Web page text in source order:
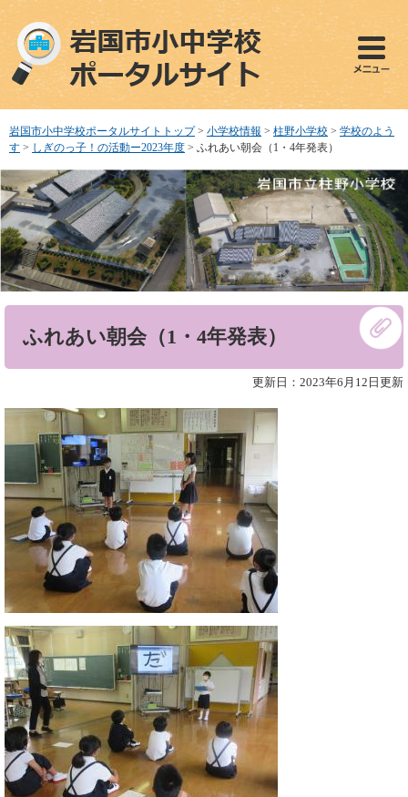
ペ
で
す
メ
ば
し
本
文
へ
岩国市小中学校ポータルサイトトップ > 小学校情報 > 柱野小学校 > 学校のよう
す > しぎのっ子！の活動ー2023年度 > ふれあい朝会（1・4年発表）
ふれあい朝会（1・4年発表）
更新日：2023年6月12日更新